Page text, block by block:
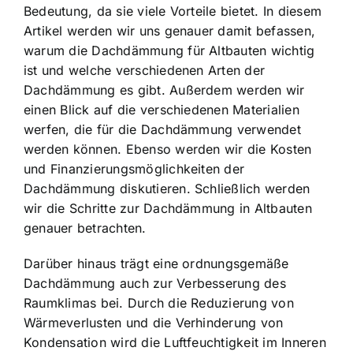
Bedeutung, da sie viele Vorteile bietet. In diesem
Artikel werden wir uns genauer damit befassen,
warum die Dachdämmung für Altbauten wichtig
ist und welche verschiedenen Arten der
Dachdämmung es gibt. Außerdem werden wir
einen Blick auf die verschiedenen Materialien
werfen, die für die Dachdämmung verwendet
werden können. Ebenso werden wir die Kosten
und Finanzierungsmöglichkeiten der
Dachdämmung diskutieren. Schließlich werden
wir die Schritte zur Dachdämmung in Altbauten
genauer betrachten.
Darüber hinaus trägt eine ordnungsgemäße
Dachdämmung auch zur Verbesserung des
Raumklimas bei. Durch die Reduzierung von
Wärmeverlusten und die Verhinderung von
Kondensation wird die Luftfeuchtigkeit im Inneren